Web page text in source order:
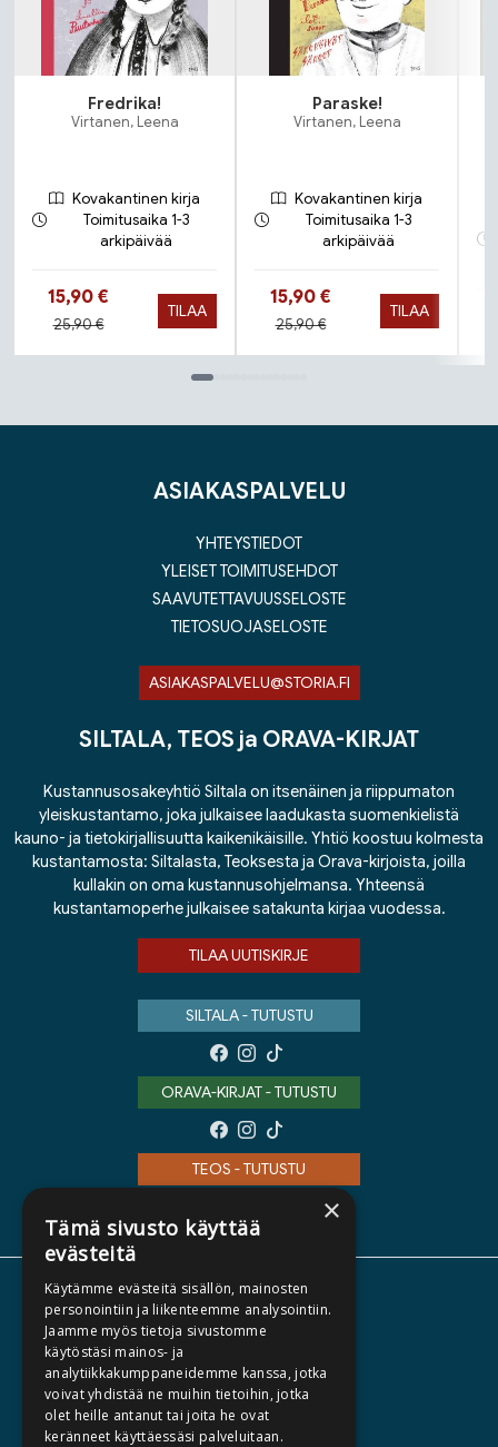
Fredrika!
Virtanen, Leena
Kovakantinen kirja
Toimitusaika 1-3
arkipäivää
Hinta nyt
15,90 €
Hinta aiemmin
25,90 €
TILAA
Paraske!
Virtanen, Leena
Kovakantinen kirja
Toimitusaika 1-3
arkipäivää
Hinta nyt
15,90 €
Hinta aiemmin
25,90 €
TILAA
ASIAKASPALVELU
YHTEYSTIEDOT
YLEISET TOIMITUSEHDOT
SAAVUTETTAVUUSSELOSTE
TIETOSUOJASELOSTE
ASIAKASPALVELU@STORIA.FI
SILTALA, TEOS ja ORAVA-KIRJAT
Kustannusosakeyhtiö Siltala on itsenäinen ja riippumaton
yleiskustantamo, joka julkaisee laadukasta suomenkielistä
kauno- ja tietokirjallisuutta kaikenikäisille. Yhtiö koostuu kolmesta
kustantamosta: Siltalasta, Teoksesta ja Orava-kirjoista, joilla
kullakin on oma kustannusohjelmansa. Yhteensä
kustantamoperhe julkaisee satakunta kirjaa vuodessa.
TILAA UUTISKIRJE
SILTALA - TUTUSTU
ORAVA-KIRJAT - TUTUSTU
TEOS - TUTUSTU
TIETOA MEISTÄ
TEKIJÄT
KATALOGIT
AJANKOHTAISTA
×
Tämä sivusto käyttää
evästeitä
Käytämme evästeitä sisällön, mainosten
personointiin ja liikenteemme analysointiin.
Jaamme myös tietoja sivustomme
käytöstäsi mainos- ja
analytiikkakumppaneidemme kanssa, jotka
voivat yhdistää ne muihin tietoihin, jotka
olet heille antanut tai joita he ovat
keränneet käyttäessäsi palveluitaan.